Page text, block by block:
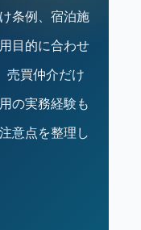
条例、宿泊施
目的に合わせ
売買仲介だけ
の実務経験も
意点を整理し